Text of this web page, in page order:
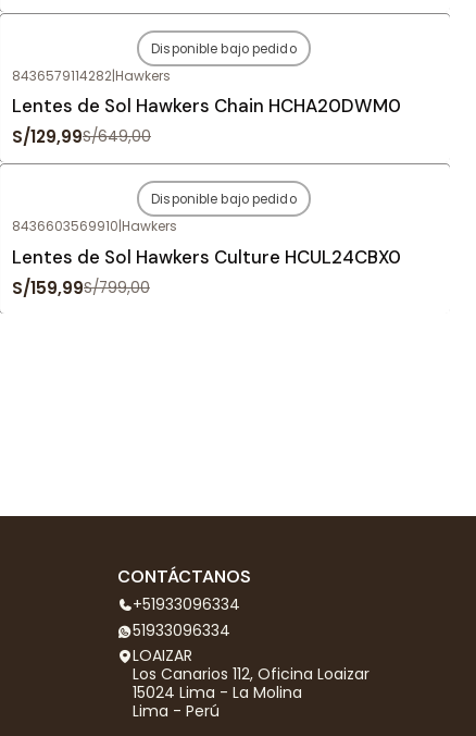
Agotado
Disponible bajo pedido
8436579114282|Hawkers
Lentes de Sol Hawkers Chain HCHA20DWM0
S/129,99S/649,00
Agotado
Disponible bajo pedido
8436603569910|Hawkers
Lentes de Sol Hawkers Culture HCUL24CBX0
S/159,99S/799,00
CONTÁCTANOS
+51933096334
51933096334
LOAIZAR
Los Canarios 112, Oficina Loaizar
15024 Lima - La Molina
Lima - Perú